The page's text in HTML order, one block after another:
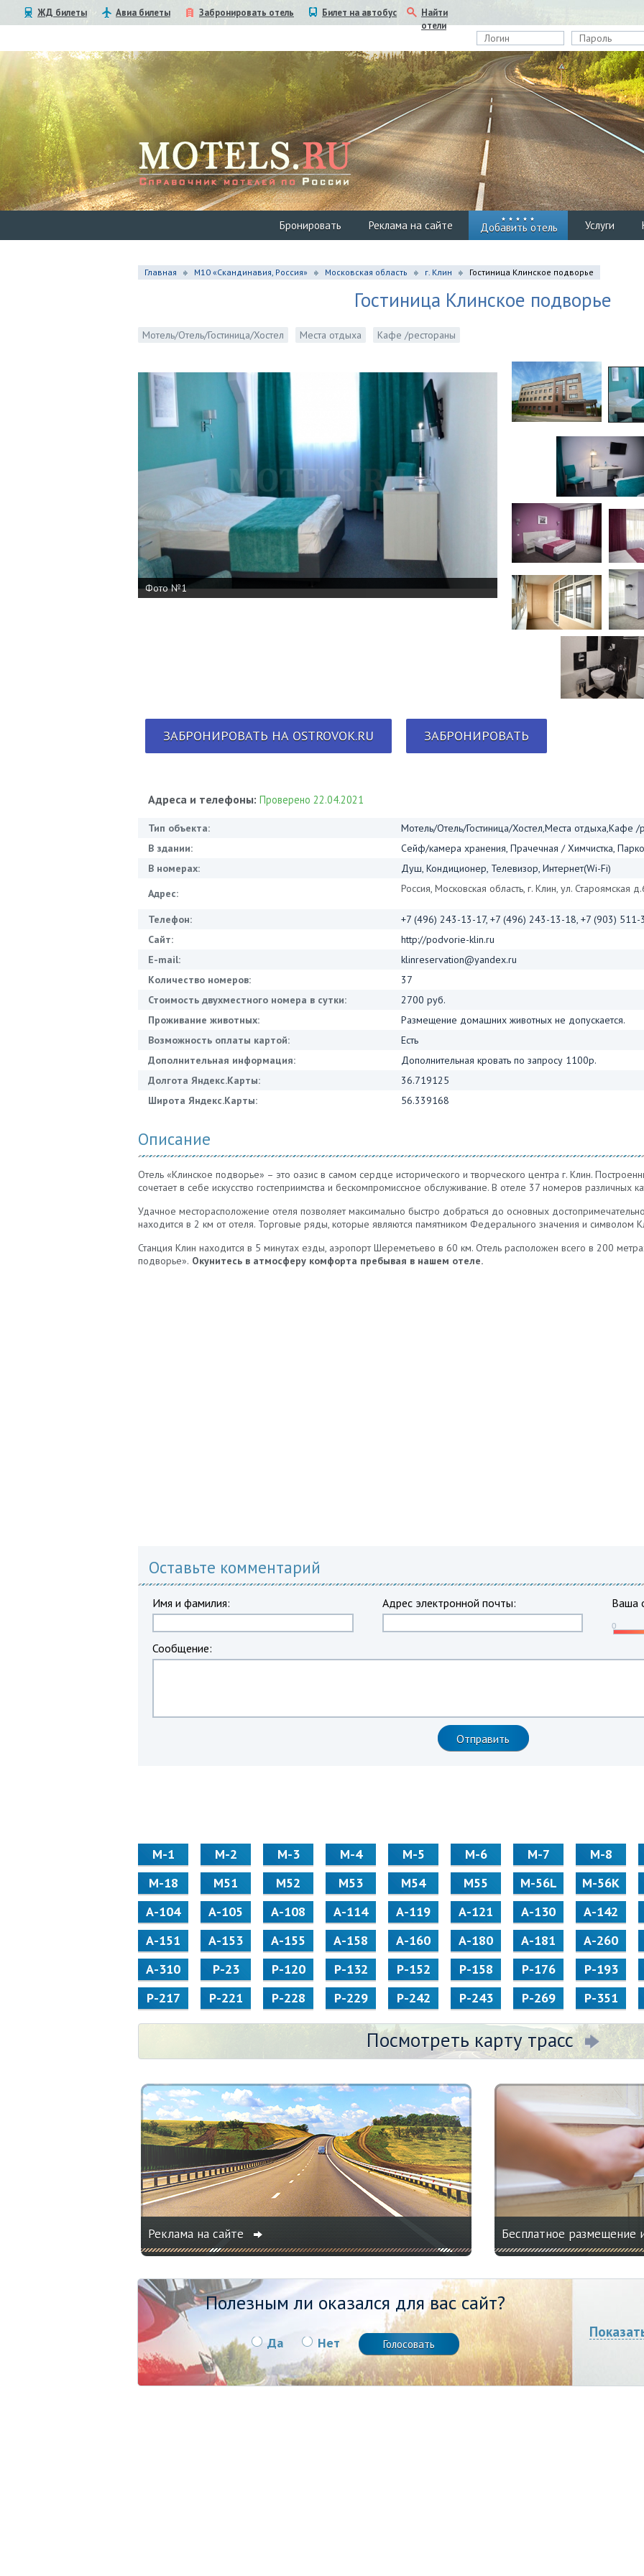
ЖД билеты Авиа билеты Забронировать отель Билет на автобус
Найти
отели
Бронировать Реклама на сайте Добавить отель Услуги
Главная М10 «Скандинавия, Россия» Московская область г. Клин Гостиница Клинское подворье
Гостиница Клинское подворье
Мотель/Отель/Гостиница/Хостел Места отдыха Кафе /рестораны
Фото №1
ЗАБРОНИРОВАТЬ НА OSTROVOK.RU ЗАБРОНИРОВАТЬ
Адреса и телефоны: Проверено 22.04.2021
Тип объекта:
Мотель/Отель/Гостиница/Хостел,Места отдыха,Кафе /
В здании:
Сейф/камера хранения, Прачечная / Химчистка,
В номерах:
Душ, Кондиционер, Телевизор, Интернет(Wi-Fi)
Адрес:
Россия, Московская область, г. Клин, ул. Староямская
Телефон:
+7 (496) 243-13-17, +7 (496) 243-13-18, +7 (903)
Сайт:
http://podvorie-klin.ru
E-mail:
klinreservation@yandex.ru
Количество номеров:
37
Стоимость двухместного номера в сутки:
2700 руб.
Проживание животных:
Размещение домашних животных не допускается.
Возможность оплаты картой:
Есть
Дополнительная информация:
Дополнительная кровать по запросу 1100р.
Долгота Яндекс.Карты:
36.719125
Широта Яндекс.Карты:
56.339168
Описание
Отель «Клинское подворье» – это оазис в самом сердце исторического и творческого центра г. Клин.
сочетает в себе искусство гостеприимства и бескомпромиссное обслуживание. В отеле 37 номеров различных
Удачное месторасположение отеля позволяет максимально быстро добраться до основных
находится в 2 км от отеля. Торговые ряды, которые являются памятником Федерального значения и символом
Станция Клин находится в 5 минутах езды, аэропорт Шереметьево в 60 км. Отель расположен всего в 200
подворье». Окунитесь в атмосферу комфорта пребывая в нашем отеле.
Оставьте комментарий
Имя и фамилия: Адрес электронной почты: Ваша
Сообщение:
М-1 М-2 М-3 М-4 М-5 М-6 М-7 М-8
М-18
М51 М52 М53 М54 М55 M-56L M-56K
А-104
А-105 А-108 А-114 А-119 А-121 А-130 А-142
А-151
А-153 А-155 А-158 А-160 А-180 А-181 А-260
А-310
Р-23 Р-120 Р-132 Р-152 Р-158 Р-176 Р-193
Р-217
Р-221 Р-228 Р-229 Р-242 Р-243 Р-269 Р-351
Посмотреть карту трасс
Реклама на сайте Бесплатное
Полезным ли оказался для вас сайт?
Да Нет